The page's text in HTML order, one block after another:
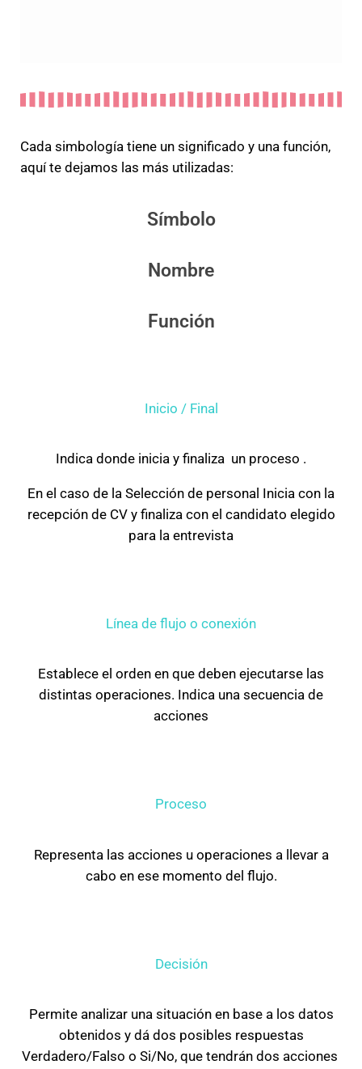
Cada simbología tiene un significado y una función,
aquí te dejamos las más utilizadas:
Símbolo
Nombre
Función
Inicio / Final
Indica donde inicia y finaliza un proceso .
En el caso de la Selección de personal Inicia con la
recepción de CV y finaliza con el candidato elegido
para la entrevista
Línea de flujo o conexión
Establece el orden en que deben ejecutarse las
distintas operaciones. Indica una secuencia de
acciones
Proceso
Representa las acciones u operaciones a llevar a
cabo en ese momento del flujo.
Decisión
Permite analizar una situación en base a los datos
obtenidos y dá dos posibles respuestas
Verdadero/Falso o Si/No, que tendrán dos acciones